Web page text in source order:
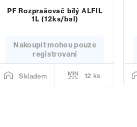
PF Rozprašovač bílý ALFIL
1L (12ks/bal)
Nakoupit mohou pouze
registrovaní
Skladem 12 ks